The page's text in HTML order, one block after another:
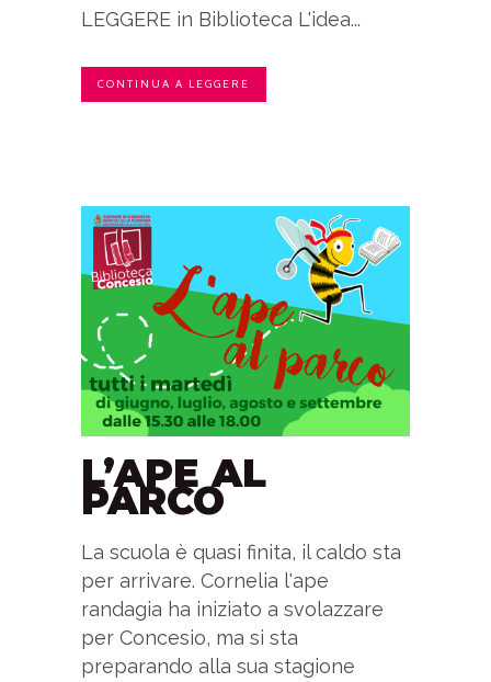
LEGGERE in Biblioteca L'idea...
CONTINUA A LEGGERE
L’APE AL
PARCO
La scuola è quasi finita, il caldo sta
per arrivare. Cornelia l'ape
randagia ha iniziato a svolazzare
per Concesio, ma si sta
preparando alla sua stagione